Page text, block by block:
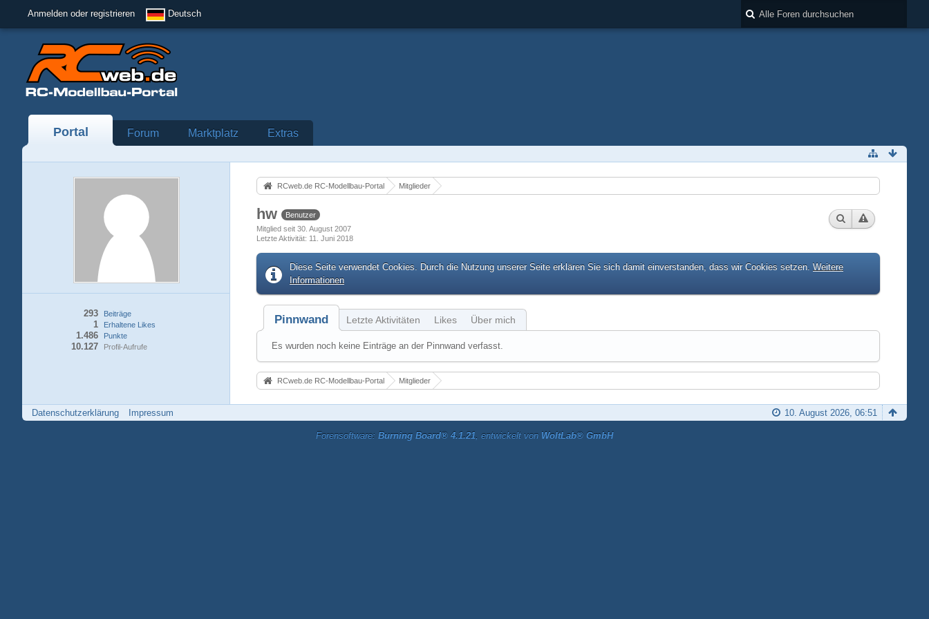
Anmelden oder registrieren Deutsch
Portal Forum Marktplatz Extras
Beiträge
293
Erhaltene Likes
1
Punkte
1.486
Profil-Aufrufe
10.127
RCweb.de RC-Modellbau-Portal Mitglieder
hw
Benutzer
Mitglied seit 30. August 2007
Letzte Aktivität 11. Juni 2018
Diese Seite verwendet Cookies. Durch die Nutzung unserer Seite erklären Sie sich damit einverstanden, dass wir Cookies setzen. Weitere
Informationen
Pinnwand Letzte Aktivitäten Likes Über mich
Es wurden noch keine Einträge an der Pinnwand verfasst.
RCweb.de RC-Modellbau-Portal Mitglieder
Datenschutzerklärung Impressum 10. August 2026, 06:51
Forensoftware: Burning Board® 4.1.21, entwickelt von WoltLab® GmbH